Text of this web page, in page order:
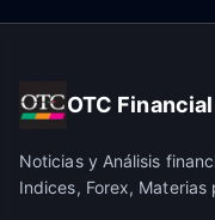
OTC
Noticias y Análisis
Indices, Forex, Materias